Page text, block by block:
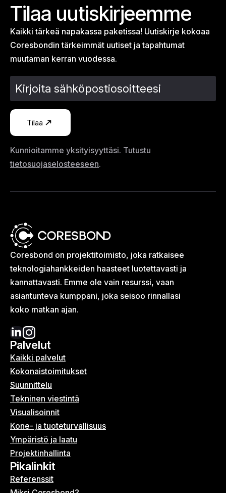
Tilaa uutiskirjeemme
Kaikki tärkeä napakassa paketissa! Uutiskirje kokoaa
Coresbondin tärkeimmät uutiset ja tapahtumat
muutaman kerran vuodessa.
Tilaa
Kunnioitamme yksityisyyttäsi. Tutustu
tietosuojaselosteeseen.
Coresbond on projektitoimisto, joka ratkaisee
teknologia­hankkeiden haasteet luotettavasti ja
kannattavasti. Emme ole vain resurssi, vaan
asiantunteva kumppani, joka seisoo rinnallasi
koko matkan ajan.
Palvelut
Kaikki palvelut
Kokonais­toimitukset
Suunnittelu
Tekninen viestintä
Visualisoinnit
Kone- ja tuoteturvallisuus
Ympäristö ja laatu
Projektinhallinta
Pikalinkit
Referenssit